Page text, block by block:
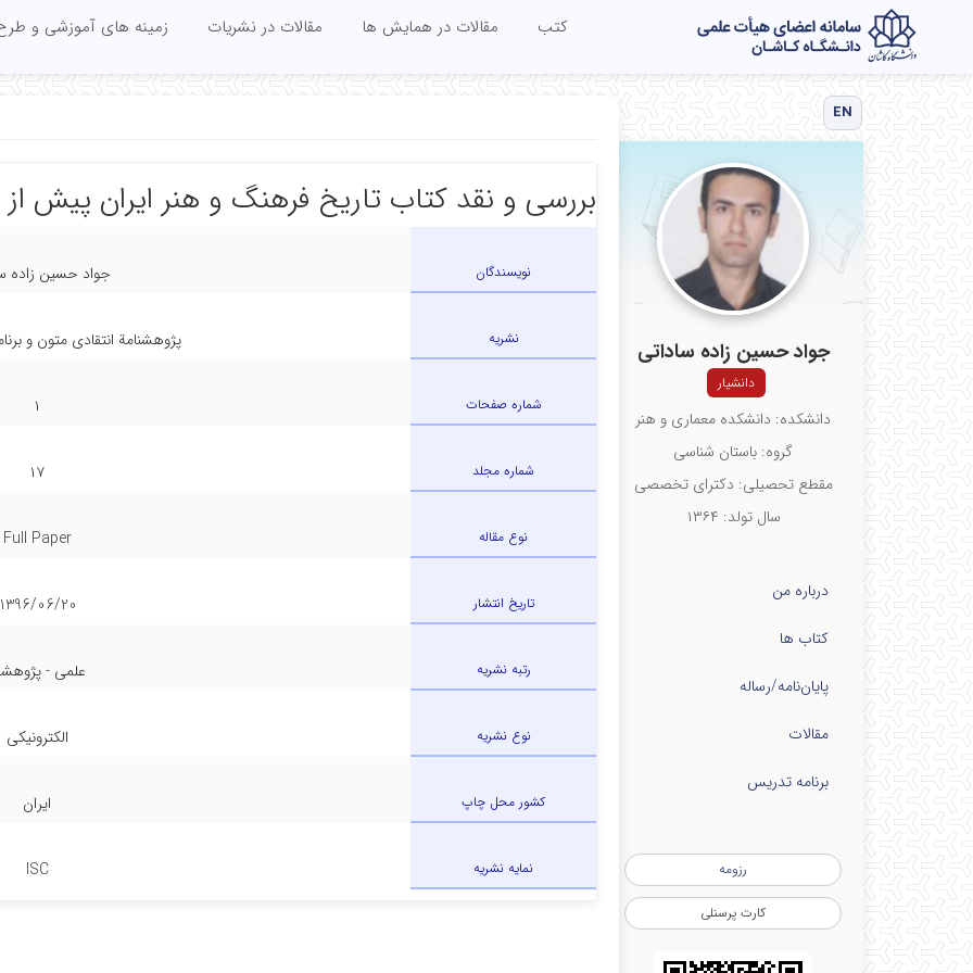
کتب مقالات در همایش ها مقالات در نشریات زمینه های آموزشی و
EN
جواد حسین زاده ساداتی
دانشیار
دانشکده: دانشکده معماری و هنر
گروه: باستان شناسی
مقطع تحصیلی: دکترای تخصصی
سال تولد: ۱۳۶۴
درباره من
کتاب ها
پایان‌نامه‌/رساله
مقالات
برنامه تدریس
رزومه
کارت پرسنلی
بررسی و نقد کتاب تاریخ فرهنگ و هنر ایران پیش از
نویسندگان جواد حسین زاده
نشریه پژوهشنامة انتقادی متون و
شماره صفحات ۱
شماره مجلد ۱۷
نوع مقاله Full Paper
تاریخ انتشار 06/20
رتبه نشریه علمی -
نوع نشریه الکترونیکی
کشور محل چاپ ایران
نمایه نشریه ISC